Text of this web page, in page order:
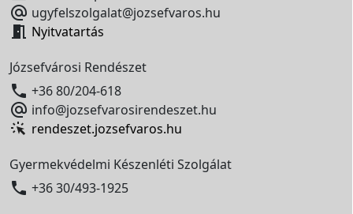
 ugyfelszolgalat@jozsefvaros.hu
 Nyitvatartás
Józsefvárosi Rendészet
 +36 80/204-618
 info@jozsefvarosirendeszet.hu
rendeszet.jozsefvaros.hu
Gyermekvédelmi Készenléti Szolgálat
 +36 30/493-1925